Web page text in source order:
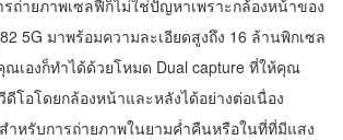
ถ่ายภาพเซลฟี่ก็ไม่ใช่ปัญหาเพราะกล้องหน้าของ
5G มาพร้อมความละเอียดสูงถึง 16 ล้านพิกเซล
ณเองก็ทำได้ด้วยโหมด Dual capture ที่ให้คุณ
โอโดยกล้องหน้าและหลังได้อย่างต่อเนื่อง
ำหรับการถ่ายภาพในยามค่ำคืนหรือในที่ที่มีแสง